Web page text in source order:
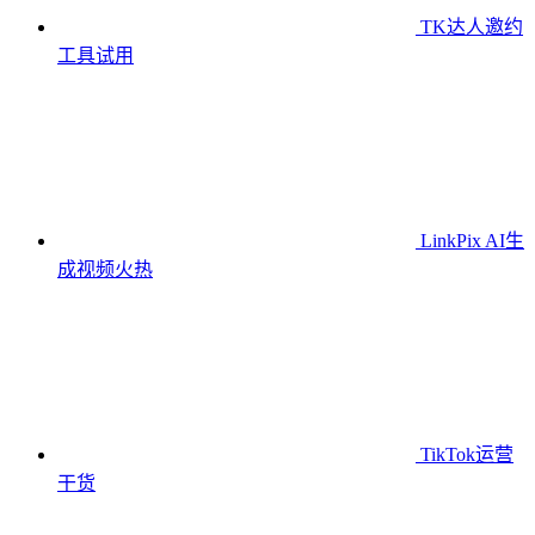
TK达人邀约
工具试用
LinkPix AI生
成视频火热
TikTok运营
干货